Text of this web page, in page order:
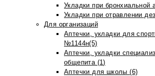
Укладки при бронхиальной
Укладки при отравлении
Для организаций
Аптечки, укладки для
№1144н(5)
Аптечки, укладки
общепита (1)
Аптечки для школы (6)